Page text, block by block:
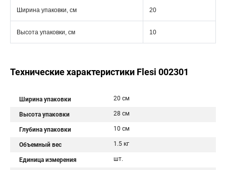
Ширина упаковки, см 20
Высота упаковки, см 10
Технические характеристики Flesi 002301
Ширина упаковки 20 см
Высота упаковки 28 см
Глубина упаковки 10 см
Объемный вес 1.5 кг
Единица измерения шт.